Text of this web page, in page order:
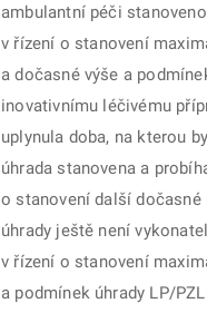
ambulantní péči
v řízení o stanovení
a dočasné výše a
inovativnímu léčivému
uplynula doba, na kterou
úhrada stanovena a
o stanovení další dočasné
úhrady ještě není
v řízení o stanovení
a podmínek úhrady LP/